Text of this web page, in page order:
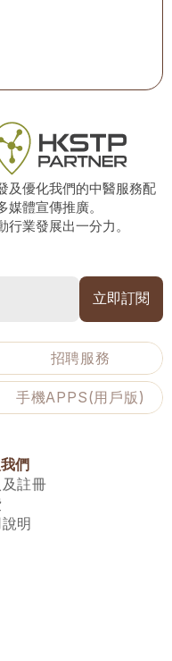
及優化我們的中醫服務配
體宣傳推廣。
業發展出一分力。
招聘服務
手機APPS(用戶版)
們
註冊
明